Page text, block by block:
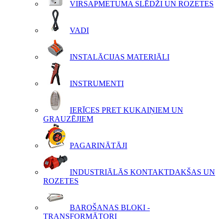
VIRSAPMETUMA SLĒDŽI UN ROZETES
VADI
INSTALĀCIJAS MATERIĀLI
INSTRUMENTI
IERĪCES PRET KUKAIŅIEM UN
GRAUZĒJIEM
PAGARINĀTĀJI
INDUSTRIĀLĀS KONTAKTDAKŠAS UN
ROZETES
BAROŠANAS BLOKI -
TRANSFORMĀTORI